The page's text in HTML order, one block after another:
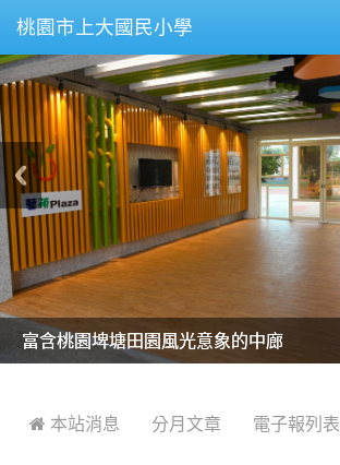
桃園市上大國民小學
美麗的操場是我們活力的來源
美麗的操場是我們活力的來源
煥然一新的小司令台
煥然一新的小司令台
富含桃園埤塘田園風光意象的中廊
富含桃園埤塘田園風光意象的中廊
嶄新的中庭廣場
嶄新的中庭廣場
水生池生生不息
水生池生生不息
 本站消息 分月文章 電子報列表